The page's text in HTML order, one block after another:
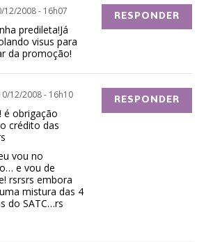
12/2008 - 16h07
predileta!Já
visus para
da promoção!
RESPONDER
12/2008 - 16h10
é obrigação
crédito das
vou no
e vou de
rsrsrs embora
mistura das 4
do SATC…rs
RESPONDER